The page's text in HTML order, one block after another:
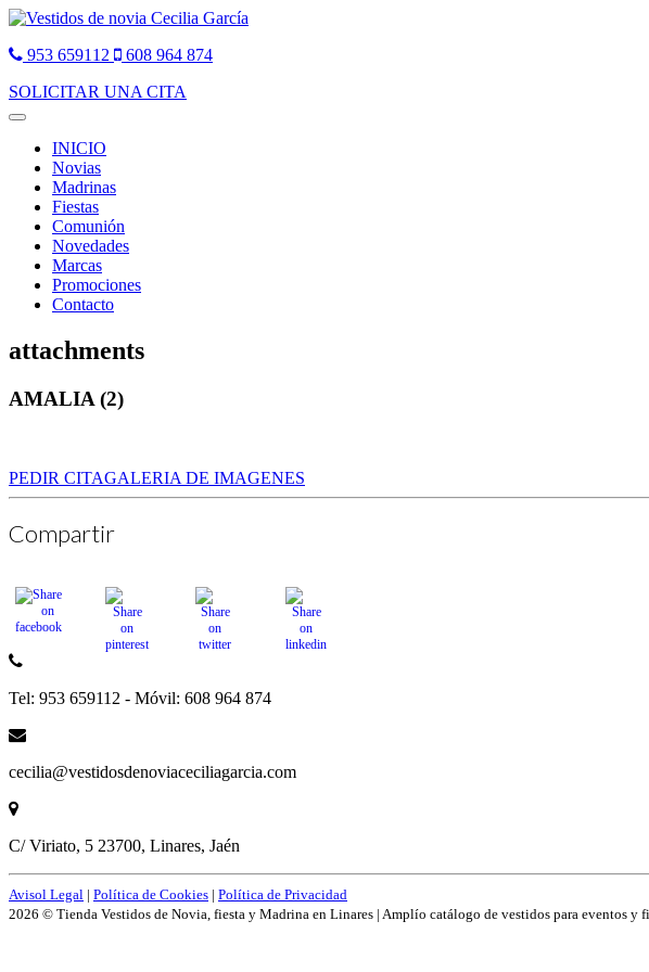
953 659112
608 964 874
SOLICITAR UNA CITA
Toggle
navigationINICIO
Novias
Madrinas
Fiestas
Comunión
Novedades
Marcas
Promociones
Contacto
attachments
AMALIA (2)
PEDIR CITAGALERIA DE IMAGENES
Compartir
Tel: 953 659112 - Móvil: 608 964 874
cecilia@vestidosdenoviaceciliagarcia.com
C/ Viriato, 5 23700, Linares, Jaén
Avisol Legal | Política de Cookies | Política de Privacidad
2026 © Tienda Vestidos de Novia, fiesta y Madrina en Linares | Amplío catálogo de vestidos para eventos y